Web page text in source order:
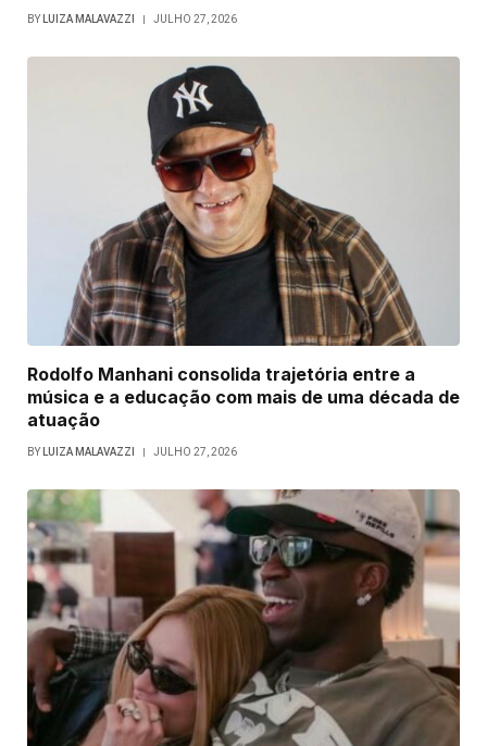
BY LUIZA MALAVAZZI JULHO 27, 2026
Rodolfo Manhani consolida trajetória entre a
música e a educação com mais de uma década de
atuação
BY LUIZA MALAVAZZI JULHO 27, 2026